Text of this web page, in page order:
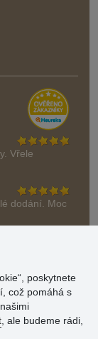
Vřele
dodání. Moc
poskytnete
což pomáhá s
, ale budeme rádi,